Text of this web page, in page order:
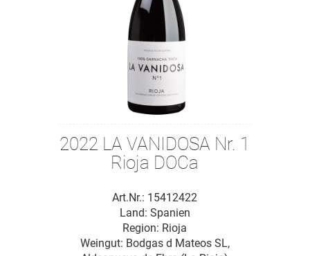
2022 LA VANIDOSA Nr. 1
Rioja DOCa
Art.Nr.: 15412422
Land: Spanien
Weingut: Bodgas d Mateos SL,
Region: Rioja